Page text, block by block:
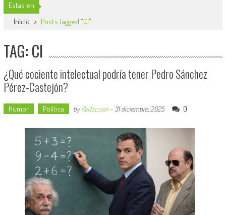
Estas en
Inicio > Posts tagged "CI"
TAG: CI
¿Qué cociente intelectual podría tener Pedro Sánchez
Pérez-Castejón?
Humor Política byRedaccion- 31 diciembre, 2025 0